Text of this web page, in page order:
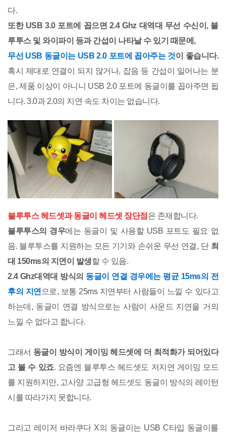
다.
또한 USB 3.0 포트에 꼽으면 2.4 Ghz 대역대 무선 수신이, 블
루투스 및 와이파이 등과 간섭이 나타날 수 있기 때문에,
무선 USB 동글이는 USB 2.0 포트에 꼽아주는 것이 좋습니다.
혹시 제대로 연결이 되지 않거나, 잡음 등 간섭이 일어나는 분
은, 제품 이상이 아니니 USB 2.0 포트에 동글이를 꼽아주면 됩
니다. 3.0과 2.0의 지연 속도 차이는 없습니다.
블루투스 헤드셋과 동글이 헤드셋 장단점 은 존재합니다.
블루투스의 경우에는 동글이 및 사용할 USB 포트도 필요 없
음. 블루투스를 지원하는 모든 기기와 손쉬운 무선 연결, 단 최
대 150ms의 지연이 발생할 수 있음.
2.4 Ghz대역대 방식의 동글이 연결 경우에는 평균 15ms의 전
후의 지연 으로, 보통 25ms 지연부터 사람들이 느낄 수 있다고
하는데, 동글이 연결 방식으로는 사람이 사운드 지연을 거의
느낄 수 없다고 합니다.
그래서 동글이 방식이 게이밍 헤드셋에 더 최적화가 되어있다
고 볼 수 있죠. 요즘엔 블루투스 헤드셋도 저지연 게이밍 모드
를 지원하지만, 고사양 고급형 헤드셋도 동글이 방식의 레이턴
시를 따라가지 못합니다.
그리고 레이저 바라쿠다 X의 동글이는 USB C타입 동글이를